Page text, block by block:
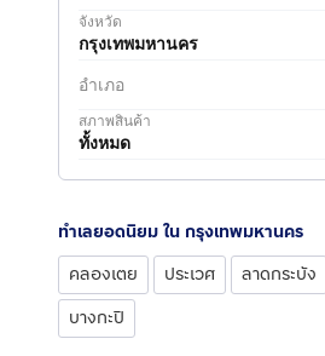
จังหวัด
กรุงเทพมหานคร
อำเภอ
สภาพสินค้า
ทั้งหมด
ทำเลยอดนิยม ใน กรุงเทพมหานคร
คลองเตย
ประเวศ ลาดกระบัง
บางกะปิ